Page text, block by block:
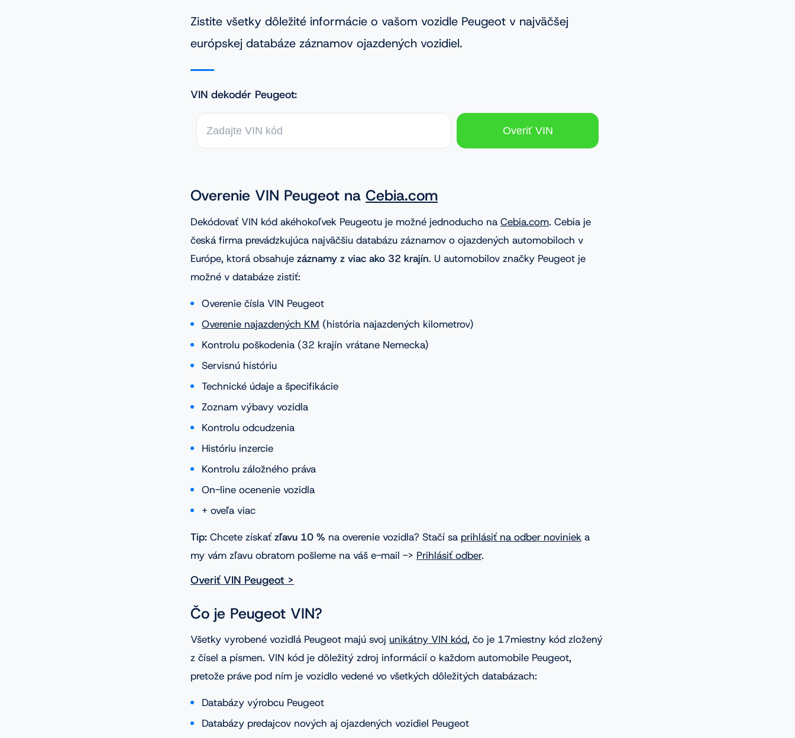
Zistite všetky dôležité informácie o vašom vozidle Peugeot v najväčšej
európskej databáze záznamov ojazdených vozidiel.
VIN dekodér Peugeot:
Overenie VIN Peugeot na Cebia.com
Dekódovať VIN kód akéhokoľvek Peugeotu je možné jednoducho na Cebia.com. Cebia je
česká firma prevádzkujúca najväčšiu databázu záznamov o ojazdených automobiloch v
Európe, ktorá obsahuje záznamy z viac ako 32 krajín. U automobilov značky Peugeot je
možné v databáze zistiť:
Overenie čísla VIN Peugeot
Overenie najazdených KM (história najazdených kilometrov)
Kontrolu poškodenia (32 krajín vrátane Nemecka)
Servisnú históriu
Technické údaje a špecifikácie
Zoznam výbavy vozidla
Kontrolu odcudzenia
Históriu inzercie
Kontrolu záložného práva
On-line ocenenie vozidla
+ oveľa viac
Tip: Chcete získať zľavu 10 % na overenie vozidla? Stačí sa prihlásiť na odber noviniek a
my vám zľavu obratom pošleme na váš e-mail -> Prihlásiť odber.
Overiť VIN Peugeot >
Čo je Peugeot VIN?
Všetky vyrobené vozidlá Peugeot majú svoj unikátny VIN kód, čo je 17miestny kód zložený
z čísel a písmen. VIN kód je dôležitý zdroj informácií o každom automobile Peugeot,
pretože práve pod ním je vozidlo vedené vo všetkých dôležitých databázach:
Databázy výrobcu Peugeot
Databázy predajcov nových aj ojazdených vozidiel Peugeot